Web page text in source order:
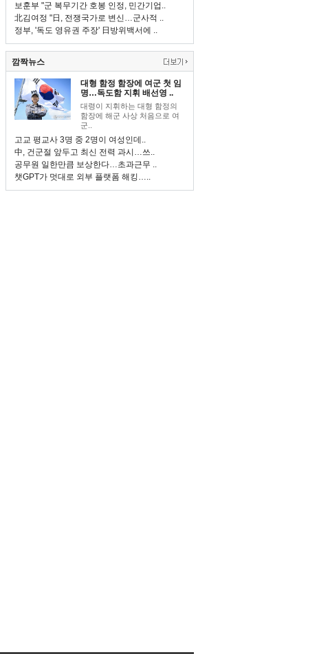
보훈부 "군 복무기간 호봉 인정, 민간기업..
北김여정 "日, 전쟁국가로 변신…군사적 ..
정부, '독도 영유권 주장' 日방위백서에 ..
깜짝뉴스
대형 함정 함장에 여군 첫 임
명…독도함 지휘 배선영 ..
대령이 지휘하는 대형 함정의
함장에 해군 사상 처음으로 여
군..
고교 평교사 3명 중 2명이 여성인데..
中, 건군절 앞두고 최신 전력 과시…쓰..
공무원 일한만큼 보상한다…초과근무 ..
챗GPT가 멋대로 외부 플랫폼 해킹…..